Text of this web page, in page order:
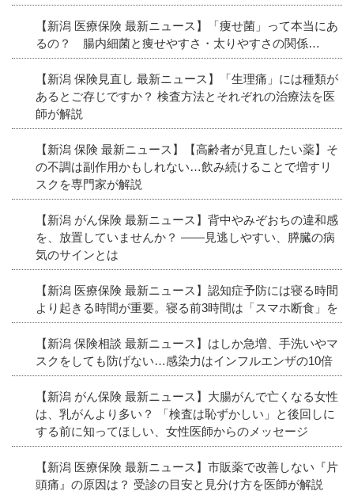
【新潟 医療保険 最新ニュース】「痩せ菌」って本当にあ
るの？ 腸内細菌と痩せやすさ・太りやすさの関係…
【新潟 保険見直し 最新ニュース】「生理痛」には種類が
あるとご存じですか？ 検査方法とそれぞれの治療法を医
師が解説
【新潟 保険 最新ニュース】【高齢者が見直したい薬】そ
の不調は副作用かもしれない…飲み続けることで増すリ
スクを専門家が解説
【新潟 がん保険 最新ニュース】背中やみぞおちの違和感
を、放置していませんか？ ――見逃しやすい、膵臓の病
気のサインとは
【新潟 医療保険 最新ニュース】認知症予防には寝る時間
より起きる時間が重要。寝る前3時間は「スマホ断食」を
【新潟 保険相談 最新ニュース】はしか急増、手洗いやマ
スクをしても防げない…感染力はインフルエンザの10倍
【新潟 がん保険 最新ニュース】大腸がんで亡くなる女性
は、乳がんより多い？ 「検査は恥ずかしい」と後回しに
する前に知ってほしい、女性医師からのメッセージ
【新潟 医療保険 最新ニュース】市販薬で改善しない『片
頭痛』の原因は？ 受診の目安と見分け方を医師が解説